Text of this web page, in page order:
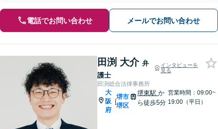
電話でお問い合わせ メールでお問い合わせ
田渕 大介 弁
護士
インタビューを
見る
田渕総合法律事務所
大
阪
府
|
堺市
堺区
堺東駅か
ら徒歩5分
営業時間：09:00~
19:00（平日）